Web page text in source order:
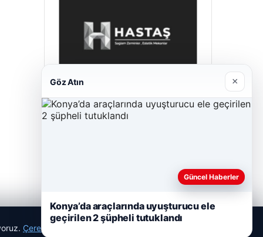
Çerez Politikamız
Göz Atın ×
Güncel Haberler
Konya’da araçlarında uyuşturucu ele
geçirilen 2 şüpheli tutuklandı